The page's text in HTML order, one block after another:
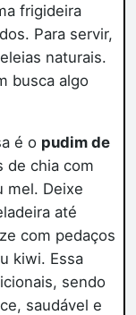
frigideira
Para servir,
naturais.
busca algo
é o pudim de
de chia com
mel. Deixe
até
com pedaços
kiwi. Essa
sendo
saudável e